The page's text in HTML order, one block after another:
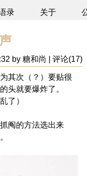
录 关于
by 糖和尚 | 评论(17)
其次（？）要贴很
头就要爆炸了。
了）
阄的方法选出来